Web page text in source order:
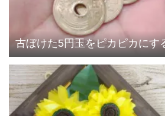
古ぼけた5円玉をピカピカにす